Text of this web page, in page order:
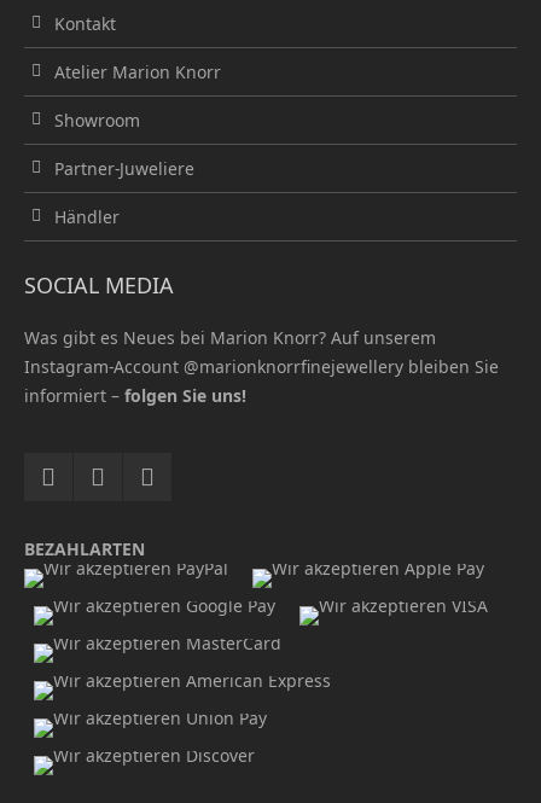
Kontakt
Atelier Marion Knorr
Showroom
Partner-Juweliere
Händler
SOCIAL MEDIA
Was gibt es Neues bei Marion Knorr? Auf unserem
Instagram-Account @marionknorrfinejewellery bleiben Sie
informiert – folgen Sie uns!
BEZAHLARTEN